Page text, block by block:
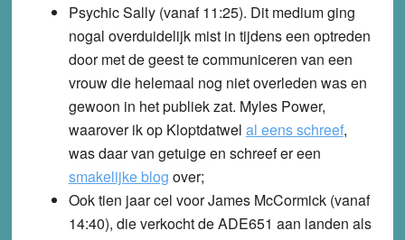
Psychic Sally (vanaf 11:25). Dit medium ging
nogal overduidelijk mist in tijdens een optreden
door met de geest te communiceren van een
vrouw die helemaal nog niet overleden was en
gewoon in het publiek zat. Myles Power,
waarover ik op Kloptdatwel al eens schreef,
was daar van getuige en schreef er een
smakelijke blog over;
Ook tien jaar cel voor James McCormick (vanaf
14:40), die verkocht de ADE651 aan landen als